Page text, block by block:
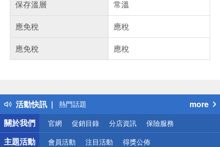
保存溫層
常溫
應免稅
應稅
應免稅
應稅
活動快訊
得獎公告
熱門話題
銀行優惠
偏遠地區配送
詐騙網頁！請小心！
more
關於我們
官網 促銷目錄 分店資訊 保險服務
主題活動 會員活動 注目活動 得獎公佈